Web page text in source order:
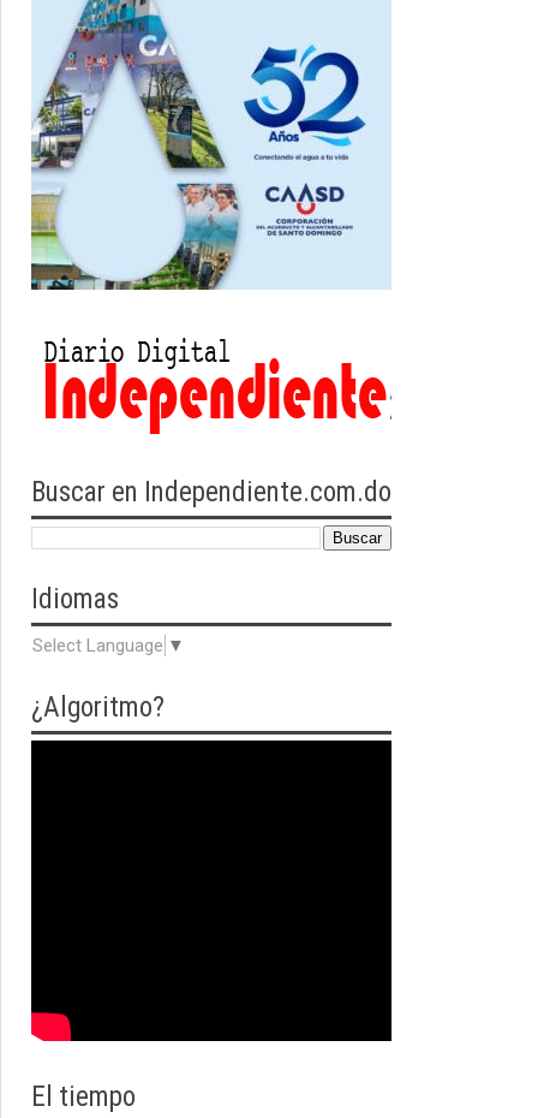
Buscar en Independiente.com.do
Idiomas
Select Language ▼
¿Algoritmo?
El tiempo